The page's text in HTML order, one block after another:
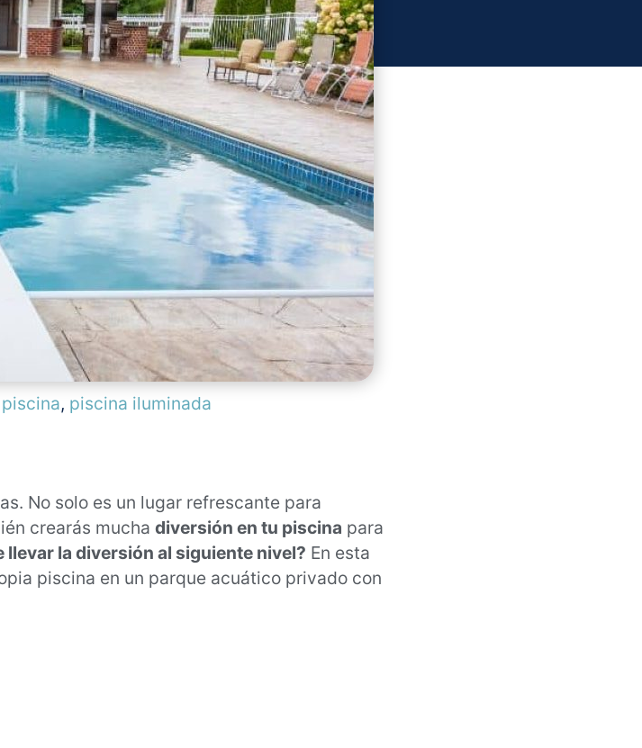
, piscina iluminada
No solo es un lugar refrescante para
crearás mucha diversión en tu piscina para
llevar la diversión al siguiente nivel? En esta
piscina en un parque acuático privado con